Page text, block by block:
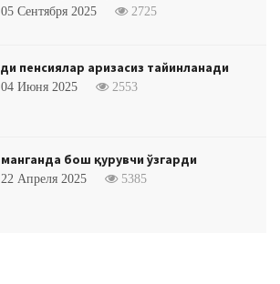
05 Сентября 2025 2725
пенсиялар аризасиз тайинланади
04 Июня 2025 2553
бош қурувчи ўзгарди
22 Апреля 2025 5385